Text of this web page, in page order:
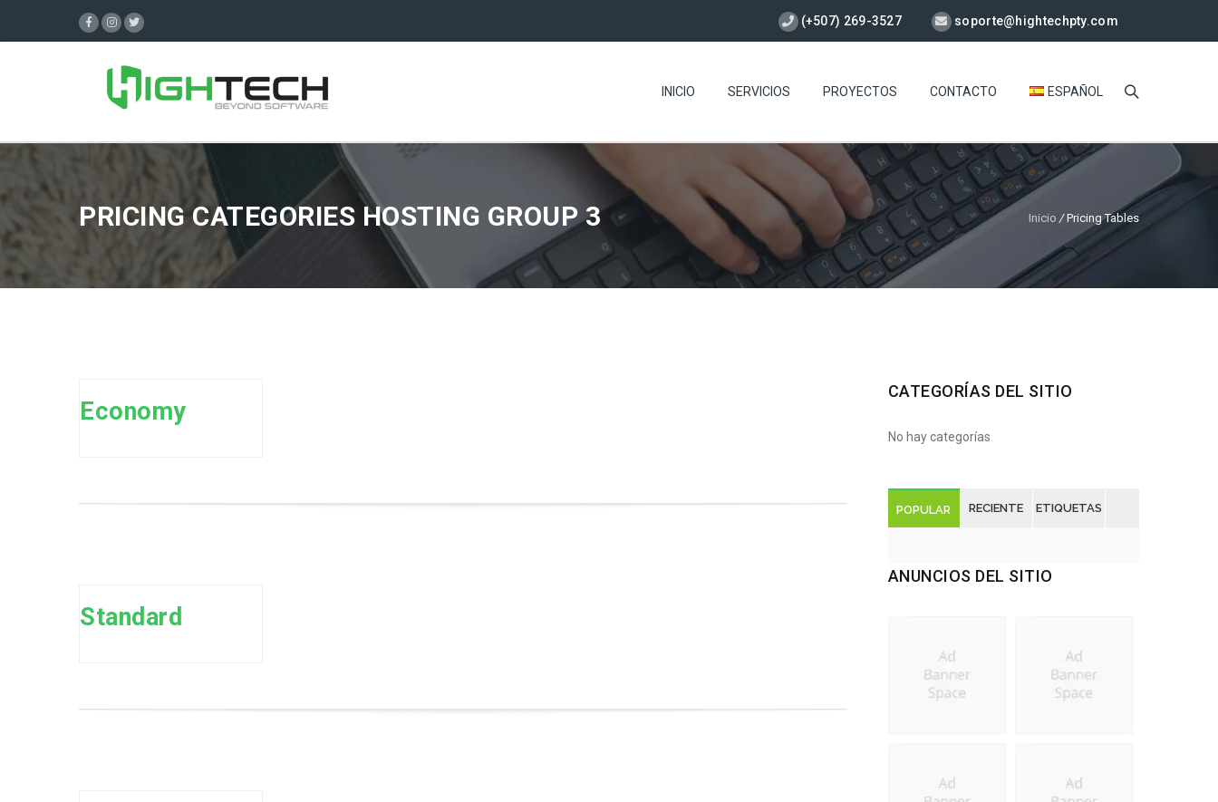
(+507) 269-3527 soporte@hightechpty.com
INICIO SERVICIOS PROYECTOS CONTACTO ESPAÑOL
PRICING CATEGORIES HOSTING GROUP 3 Inicio /Pricing Tables
Economy
Standard
CATEGORÍAS DEL SITIO
No hay categorías
POPULAR RECIENTE ETIQUETAS
ANUNCIOS DEL SITIO